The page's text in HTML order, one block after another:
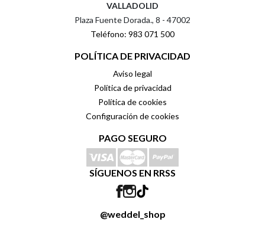
VALLADOLID
Plaza Fuente Dorada., 8 - 47002
Teléfono: 983 071 500
POLÍTICA DE PRIVACIDAD
Aviso legal
Política de privacidad
Política de cookies
Configuración de cookies
PAGO SEGURO
SÍGUENOS EN RRSS
@weddel_shop